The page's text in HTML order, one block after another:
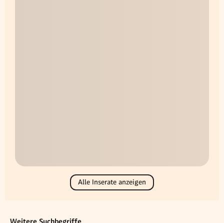
Alle Inserate anzeigen